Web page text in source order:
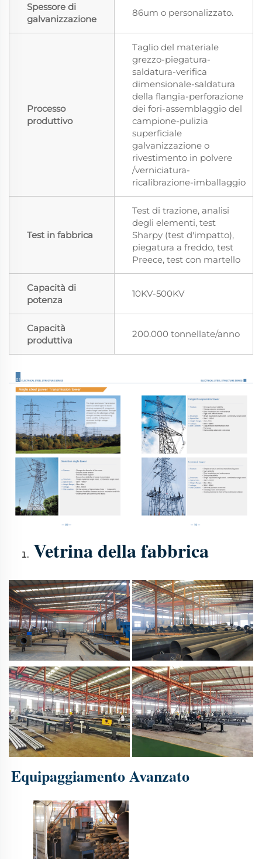
Spessore di
galvanizzazione
86um o personalizzato.
Processo
produttivo
Taglio del materiale
grezzo-piegatura-
saldatura-verifica
dimensionale-saldatura
della flangia-perforazione
dei fori-assemblaggio del
campione-pulizia
superficiale
galvanizzazione o
rivestimento in polvere
/verniciatura-
ricalibrazione-imballaggio
Test in fabbrica
Test di trazione, analisi
degli elementi, test
Sharpy (test d'impatto),
piegatura a freddo, test
Preece, test con martello
Capacità di
potenza
10KV-500KV
Capacità
produttiva
200.000 tonnellate/anno
Vetrina della fabbrica
Equipaggiamento Avanzato